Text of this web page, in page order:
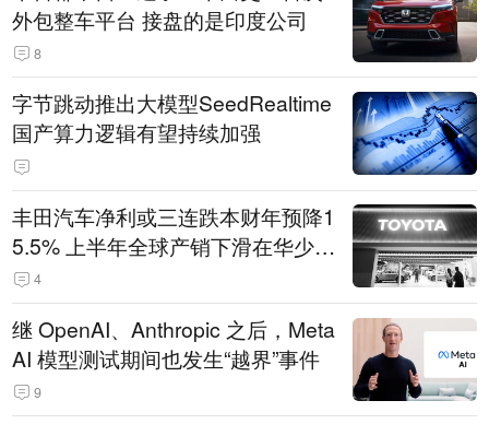
外包整车平台 接盘的是印度公司
8
字节跳动推出大模型SeedRealtime
国产算力逻辑有望持续加强
丰田汽车净利或三连跌本财年预降1
5.5% 上半年全球产销下滑在华少卖
14.3万辆
4
继 OpenAI、Anthropic 之后，Meta
AI 模型测试期间也发生“越界”事件
9